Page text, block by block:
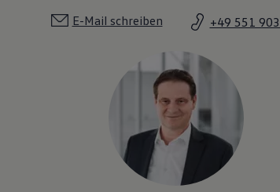
E-Mail schreiben +49 551